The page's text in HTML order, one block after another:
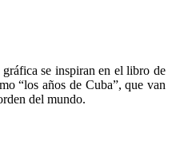
se inspiran en el libro de
“los años de Cuba”, que van
del mundo.